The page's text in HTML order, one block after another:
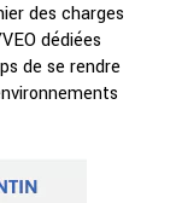
des charges
dédiées
de se rendre